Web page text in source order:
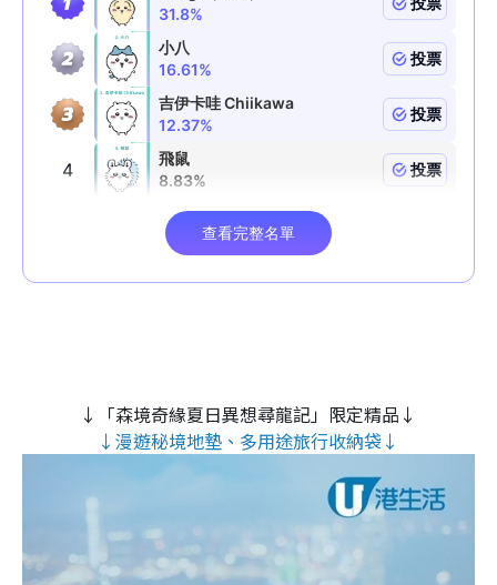
↓「森境奇緣夏日異想尋龍記」限定精品↓
↓漫遊秘境地墊、多用途旅行收納袋↓